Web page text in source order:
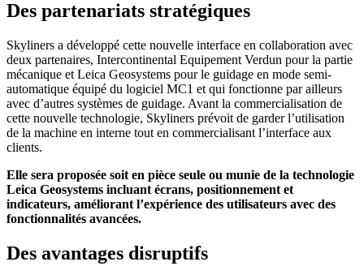
Des partenariats stratégiques
Skyliners a développé cette nouvelle interface en collaboration avec
deux partenaires, Intercontinental Equipement Verdun pour la partie
mécanique et Leica Geosystems pour le guidage en mode semi-
automatique équipé du logiciel MC1 et qui fonctionne par ailleurs
avec d’autres systèmes de guidage. Avant la commercialisation de
cette nouvelle technologie, Skyliners prévoit de garder l’utilisation
de la machine en interne tout en commercialisant l’interface aux
clients.
Elle sera proposée soit en pièce seule ou munie de la technologie
Leica Geosystems incluant écrans, positionnement et
indicateurs, améliorant l’expérience des utilisateurs avec des
fonctionnalités avancées.
Des avantages disruptifs